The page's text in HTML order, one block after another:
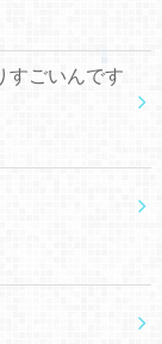
すごいんです